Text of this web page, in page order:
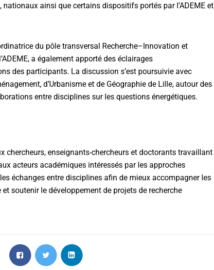
ainsi que certains dispositifs portés par l’ADEME et
du pôle transversal Recherche–Innovation et
a également apporté des éclairages
des participants. La discussion s’est poursuivie avec
d’Urbanisme et de Géographie de Lille, autour des
entre disciplines sur les questions énergétiques.
chercheurs, enseignants-chercheurs et doctorants travaillant
acteurs académiques intéressés par les approches
échanges entre disciplines afin de mieux accompagner les
soutenir le développement de projets de recherche